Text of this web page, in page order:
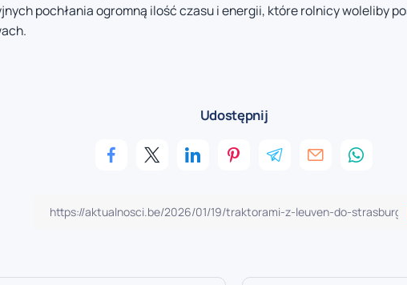
pochłania ogromną ilość czasu i energii, które rolnicy woleliby
Udostępnij